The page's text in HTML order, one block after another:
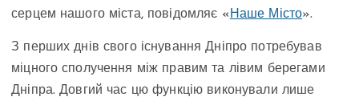
серцем нашого міста, повідомляє « Наше Місто».
З перших днів свого існування Дніпро потребував
міцного сполучення між правим та лівим берегами
Дніпра. Довгий час цю функцію виконували лише